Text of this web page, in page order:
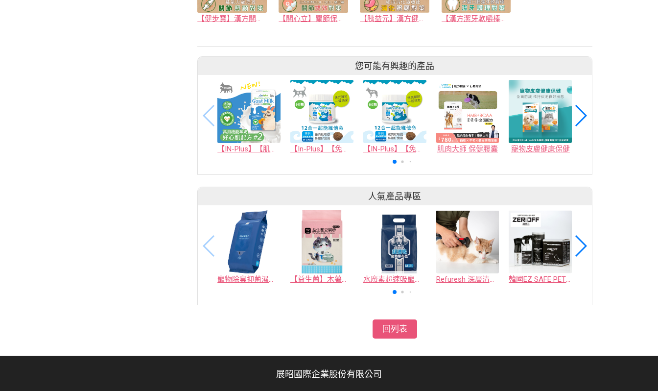
【健步寶】漢方關節保健 適用老化肌力不足 (肉條/膠囊) 補氣力顧筋骨｜寵樂芙PetLove 【關心立】關節保健與心血管保健對策(膠囊) 含貓爪藤、綠唇貽貝、UCII與Q10 關節軟骨機能補充｜寵樂芙PetLove 【胰益元】漢方健胰消化助力 (膠囊) 草本複方+8種超級酵素 寵物消化腸胃保健｜寵樂芙PetLove 【漢方潔牙軟嚼棒】寵物口腔護理 漢方草本 幫助控制牙垢形成 專為咀嚼功能弱的毛孩設計｜寵樂芙PetLove
您可能有興趣的產品
【IN-Plus】【肌力保健】萬用機能羊奶 #2 好心肌配方 (50克x4包)(犬貓保健品) 【In-Plus】【免疫保健】貓用12合1超能維他命 【IN-Plus】【免疫保健】犬用12合1超能維他命 60顆(狗保健品)(軟錠型) 肌肉大師 保健膠囊 寵物皮膚健康保健
人氣產品專區
寵物除臭抑菌濕紙巾／30抽／無味【4包100】 【益生菌】木薯豆腐砂/豆腐砂 (1包最低$119起)抽貓砂機 水魔素超速吸寵物尿布墊買1送1 Refuresh 深層清潔寵物廢毛梳 韓國EZ SAFE PET ZEROFF 消臭劑
回列表
展昭國際企業股份有限公司